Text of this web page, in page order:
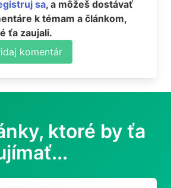
sa, a môžeš dostávať
k témam a článkom,
ťa zaujali.
komentár
ktoré by ťa